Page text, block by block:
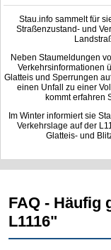
Stau.info sammelt für
Straßenzustand- und
Neben Staumeldungen
Verkehrsinformationen
Glatteis und Sperrungen
einen Unfall zu einer
kommt erfahren
Im Winter informiert sie
Verkehrslage auf der
Glatteis- und
FAQ - Häufig
L1116"